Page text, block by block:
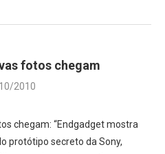
fotos chegam
2010
chegam: “Endgadget mostra
protótipo secreto da Sony,